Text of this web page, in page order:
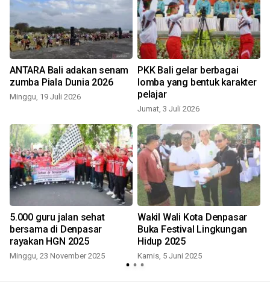
ANTARA Bali adakan senam
zumba Piala Dunia 2026
Minggu, 19 Juli 2026
PKK Bali gelar berbagai
lomba yang bentuk karakter
pelajar
Jumat, 3 Juli 2026
5.000 guru jalan sehat
bersama di Denpasar
rayakan HGN 2025
Minggu, 23 November 2025
Wakil Wali Kota Denpasar
Buka Festival Lingkungan
Hidup 2025
Kamis, 5 Juni 2025